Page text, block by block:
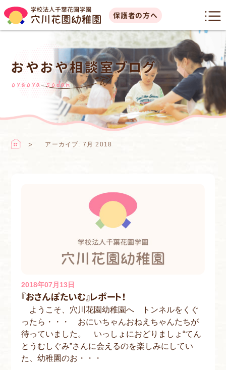
保護者の方へ
おやおや相談室ブログ
oyaoya sodan
アーカイブ: 7月 2018
2018年07月13日
『おさんぽたいむ』レポート！
ようこそ、穴川花園幼稚園へ トンネルをくぐ
ったら・・・ おにいちゃんおねえちゃんたちが
待っていました。 いっしょにおどりましょ“てん
とうむしぐみ”さんに会えるのを楽しみにしてい
た、幼稚園のお・・・